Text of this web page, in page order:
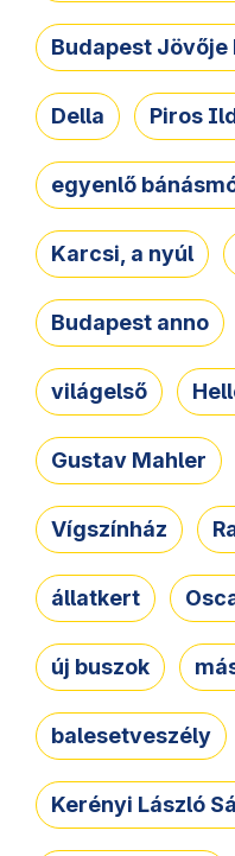
Budapest Jövője
Della Piros
egyenlő
Karcsi, a nyúl
Budapest anno
világelső
Gustav Mahler
Vígszínház
állatkert
új buszok
balesetveszély
Kerényi László